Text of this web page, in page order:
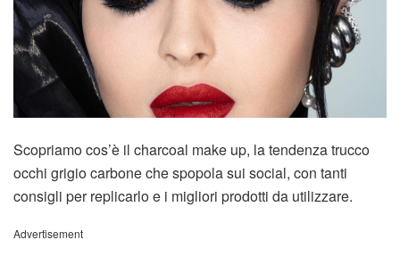
Scopriamo cos’è il charcoal make up, la tendenza trucco
occhi grigio carbone che spopola sui social, con tanti
consigli per replicarlo e i migliori prodotti da utilizzare.
Advertisement